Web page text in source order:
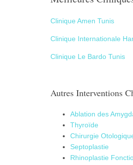
Clinique Amen Tunis
Clinique Internationale
Clinique Le Bardo Tunis
Autres Interventions
Ablation des
Thyroïde
Chirurgie
Septoplastie
Rhinoplastie